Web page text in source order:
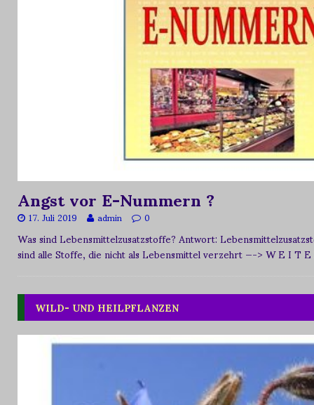
Angst vor E-Nummern ?
17. Juli 2019 admin 0
Was sind Lebensmittelzusatzstoffe? Antwort:
sind alle Stoffe, die nicht als Lebensmittel verzehrt—-> W E I T
WILD- UND HEILPFLANZEN